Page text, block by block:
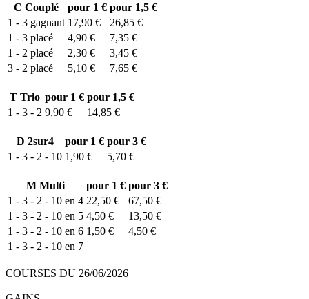
C Couplé pour 1 € pour 1,5 €
1 - 3 gagnant 17,90 €
26,85 €
1 - 3 placé 4,90 €
7,35 €
1 - 2 placé 2,30 €
3,45 €
3 - 2 placé 5,10 € 7,65 €
T Trio pour 1 € pour 1,5 €
1 - 3 - 2 9,90 € 14,85 €
D 2sur4 pour 1 € pour 3 €
1 - 3 - 2 - 10 1,90 € 5,70 €
M Multi pour 1 € pour 3 €
1 - 3 - 2 - 10 en 4 22,50 €
67,50 €
1 - 3 - 2 - 10 en 5 4,50 €
13,50 €
1 - 3 - 2 - 10 en 6 1,50 €
4,50 €
1 - 3 - 2 - 10 en 7
COURSES DU 26/06/2026